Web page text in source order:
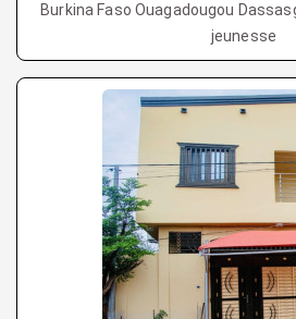
Burkina Faso Ouagadougou
jeunesse